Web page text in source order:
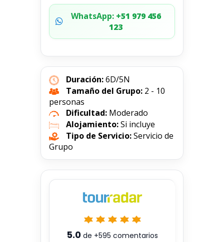
WhatsApp:+51 979 456
123
Duración:6D/5N
Tamaño del Grupo: 2 - 10
personas
Dificultad: Moderado
Alojamiento:Si incluye
Tipo de Servicio:Servicio de
Grupo
5.0 de +595 comentarios